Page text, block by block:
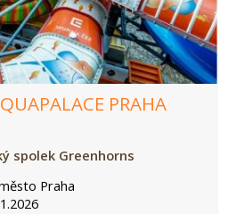
PRAHA
spolek Greenhorns
Praha